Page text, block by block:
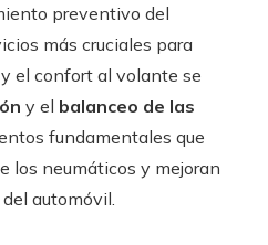
preventivo del
más cruciales para
el confort al volante se
y el balanceo de las
fundamentales que
los neumáticos y mejoran
automóvil.